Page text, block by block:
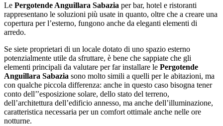
Le Pergotende Anguillara Sabazia per bar, hotel e ristoranti
rappresentano le soluzioni più usate in quanto, oltre che a creare una
copertura per l’esterno, fungono anche da eleganti elementi di
arredo.
Se siete proprietari di un locale dotato di uno spazio esterno
potenzialmente utile da sfruttare, è bene che sappiate che gli
elementi principali da valutare per far installare le Pergotende
Anguillara Sabazia sono molto simili a quelli per le abitazioni, ma
con qualche piccola differenza: anche in questo caso bisogna tener
conto dell’’esposizione solare, dello stato del terreno,
dell’architettura dell’edificio annesso, ma anche dell’illuminazione,
caratteristica necessaria per un comfort ottimale anche nelle ore
notturne.